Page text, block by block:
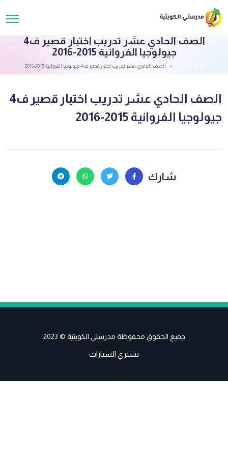
الصف الحادي عشر تدريب اختبار قصير ف4
جيولوجيا الفروانية 2015-2016
الصف الحادي عشر تدريب اختبار قصير ف4 جيولوجيا الفروانية 2015-2016
الصف الحادي عشر تدريب اختبار قصير ف4
جيولوجيا الفروانية 2015-2016
شارك
جميع الحقوق محفوظة مدرستي الكويتية © 2023
نشتري السيارات